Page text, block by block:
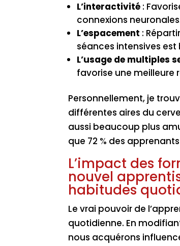
L’interactivité :
connexions
L’espacement :
séances intensives
L’usage de multiples
favorise une meilleure
Personnellement, je
différentes aires du
aussi beaucoup plus
que 72 % des
L’impact des
nouvel
habitudes
Le vrai pouvoir de
quotidienne. En
nous acquérons